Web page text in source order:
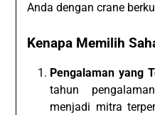
Anda dengan crane
Kenapa Memilih
Pengalaman yang
tahun
menjadi mitra